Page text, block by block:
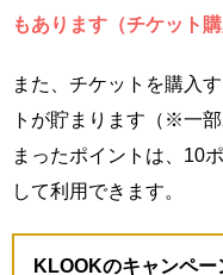
もあります（チケット
また、チケットを購入
トが貯まります（※一
まったポイントは、10
して利用できます。
KLOOKのキャンペー